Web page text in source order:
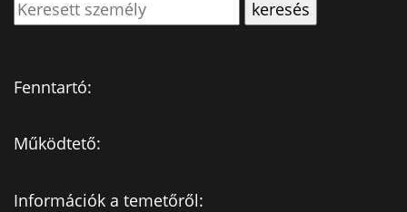
Fenntartó:
Működtető:
Információk a temetőről: